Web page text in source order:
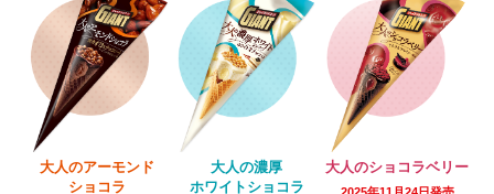
大人のアーモンド
ショコラ
大人の濃厚
ホワイトショコラ
大人のショコラベリー